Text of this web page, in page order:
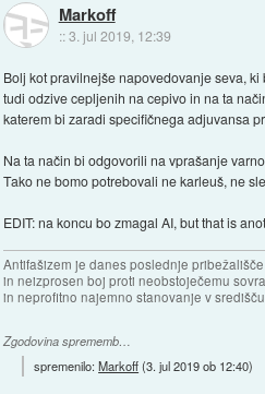
Markoff
::3. jul 2019, 12:39
Bolj kot pravilnejše napovedovanje seva,
tudi odzive cepljenih na cepivo in na ta
katerem bi zaradi specifičnega adjuvansa
Na ta način bi odgovorili na vprašanje
Tako ne bomo potrebovali ne karleuš, ne
EDIT: na koncu bo zmagal AI, but that is
Antifašizem je danes poslednje
in neizprosen boj proti neobstoječemu
in neprofitno najemno stanovanje v
Zgodovina sprememb…
spremenilo:Markoff(3. jul 2019 ob 12:40)